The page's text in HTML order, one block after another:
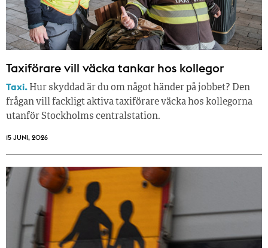
Taxiförare vill väcka tankar hos kollegor
Taxi. Hur skyddad är du om något händer på jobbet? Den
frågan vill fackligt aktiva taxiförare väcka hos kollegorna
utanför Stockholms centralstation.
15 JUNI, 2026